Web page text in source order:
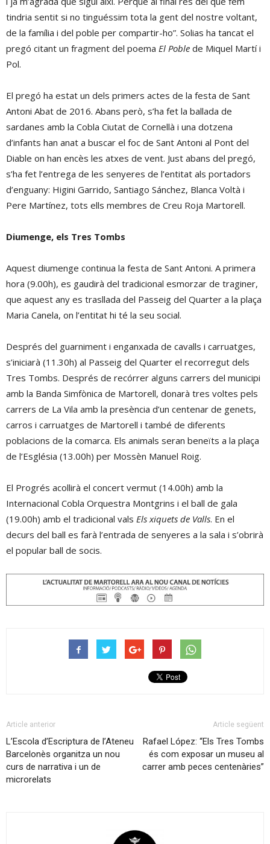
tindria sentit si no tinguéssim tota la gent del nostre voltant,
de la família i del poble per compartir-ho”. Solias ha tancat el
pregó citant un fragment del poema El Poble de Miquel Martí i
Pol.
El pregó ha estat un dels primers actes de la festa de Sant
Antoni Abat de 2016. Abans però, s’ha fet la ballada de
sardanes amb la Cobla Ciutat de Cornellà i una dotzena
d’infants han anat a buscar el foc de Sant Antoni al Pont del
Diable on han encès les atxes de vent. Just abans del pregó,
s’ha fet l’entrega de les senyeres de l’entitat als portadors
d’enguany: Higini Garrido, Santiago Sánchez, Blanca Voltà i
Pere Martínez, tots ells membres de Creu Roja Martorell.
Diumenge, els Tres Tombs
Aquest diumenge continua la festa de Sant Antoni. A primera
hora (9.00h), es gaudirà del tradicional esmorzar de traginer,
que aquest any es trasllada del Passeig del Quarter a la plaça
Maria Canela, on l’entitat hi té la seu social.
Després del guarniment i enganxada de cavalls i carruatges,
s’iniciarà (11.30h) al Passeig del Quarter el recorregut dels
Tres Tombs. Després de recórrer alguns carrers del municipi
amb la Banda Simfònica de Martorell, donarà tres voltes pels
carrers de La Vila amb la presència d’un centenar de genets,
carros i carruatges de Martorell i també de diferents
poblacions de la comarca. Els animals seran beneïts a la plaça
de l’Església (13.00h) per Mossèn Manuel Roig.
El Progrés acollirà el concert vermut (14.00h) amb la
Internacional Cobla Orquestra Montgrins i el ball de gala
(19.00h) amb el tradicional vals Els xiquets de Valls. En el
decurs del ball es farà l’entrada de senyeres a la sala i s’obrirà
el popular ball de socis.
Article anterior
L’Escola d’Escriptura de l’Ateneu
Barcelonès organitza un nou
curs de narrativa i un de
microrelats
Article següent
Rafael López: “Els Tres Tombs
és com exposar un museu al
carrer amb peces centenàries”